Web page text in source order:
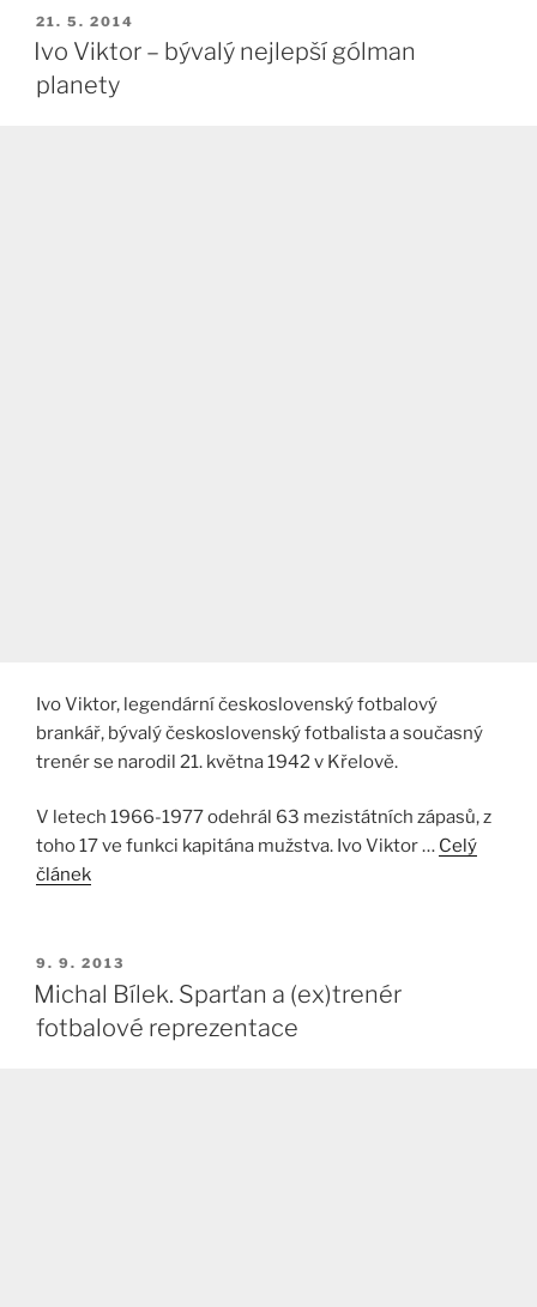
PUBLIKOVÁNO
21. 5. 2014
Ivo Viktor – bývalý nejlepší gólman
planety
Ivo Viktor, legendární československý fotbalový
brankář, bývalý československý fotbalista a současný
trenér se narodil 21. května 1942 v Křelově.
V letech 1966-1977 odehrál 63 mezistátních zápasů, z
toho 17 ve funkci kapitána mužstva. Ivo Viktor … Celý
článek
PUBLIKOVÁNO
9. 9. 2013
Michal Bílek. Sparťan a (ex)trenér
fotbalové reprezentace